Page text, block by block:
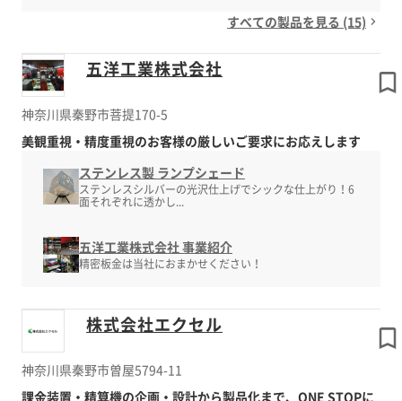
すべての製品を見る (15)
五洋工業株式会社
神奈川県秦野市菩提170-5
美観重視・精度重視のお客様の厳しいご要求にお応えします
ステンレス製 ランプシェード
ステンレスシルバーの光沢仕上げでシックな仕上がり！6
面それぞれに透かし...
五洋工業株式会社 事業紹介
精密板金は当社におまかせください！
株式会社エクセル
神奈川県秦野市曽屋5794-11
課金装置・精算機の企画・設計から製品化まで、ONE STOPに